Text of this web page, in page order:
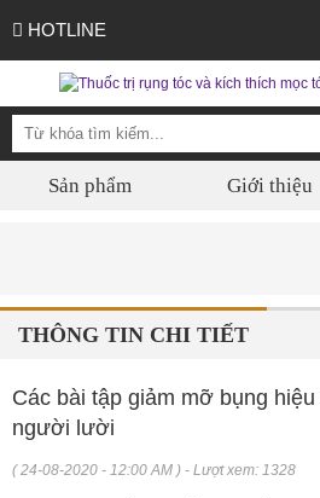
HOTLINE
Sản phẩm Giới thiệu
THÔNG TIN CHI TIẾT
Các bài tập giảm mỡ bụng
người lười
( 24-08-2020 - 12:00 AM ) - Lượt xem: 1328